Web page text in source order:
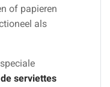
of papieren
als
serviettes